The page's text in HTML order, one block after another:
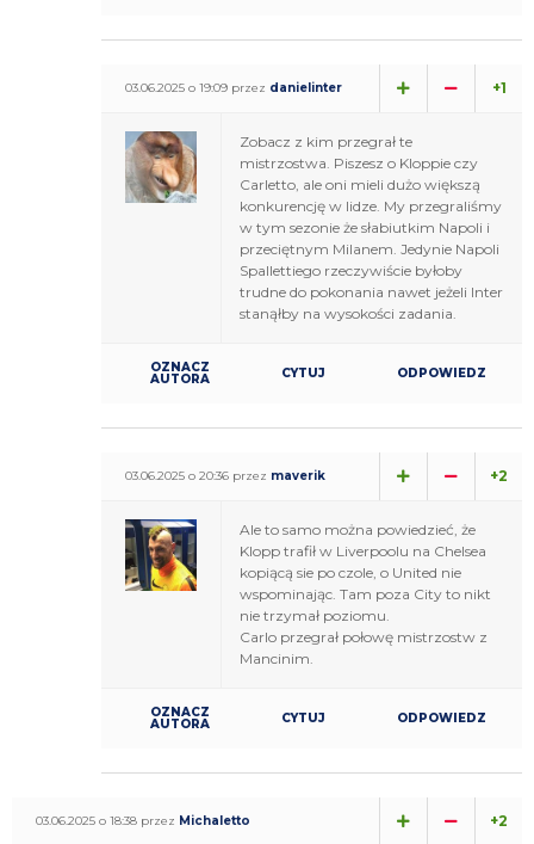
03.06.2025 o 19:09 przez danielinter +1
Zobacz z kim przegrał te
mistrzostwa. Piszesz o Kloppie czy
Carletto, ale oni mieli dużo większą
konkurencję w lidze. My przegraliśmy
w tym sezonie że słabiutkim Napoli i
przeciętnym Milanem. Jedynie Napoli
Spallettiego rzeczywiście byłoby
trudne do pokonania nawet jeżeli Inter
stanąłby na wysokości zadania.
OZNACZ
AUTORA CYTUJ ODPOWIEDZ
03.06.2025 o 20:36 przez maverik +2
Ale to samo można powiedzieć, że
Klopp trafił w Liverpoolu na Chelsea
kopiącą sie po czole, o United nie
wspominając. Tam poza City to nikt
nie trzymał poziomu.
Carlo przegrał połowę mistrzostw z
Mancinim.
OZNACZ
AUTORA CYTUJ ODPOWIEDZ
03.06.2025 o 18:38 przez Michaletto +2